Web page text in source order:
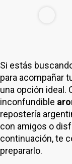
Si estás
para acompañar
una opción ideal.
inconfundible
repostería
con amigos o
continuación, te
prepararlo.